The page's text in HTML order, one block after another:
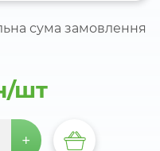
сума замовлення
шт
+